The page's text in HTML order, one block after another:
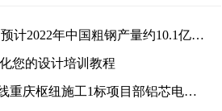
重点聚焦!中钢协：预计2022年中国粗钢产量约10.1亿吨 同比下降2.2%
您的设计培训教程
中铁大桥局成渝中线重庆枢纽施工1标项目部铝芯电缆采购询价